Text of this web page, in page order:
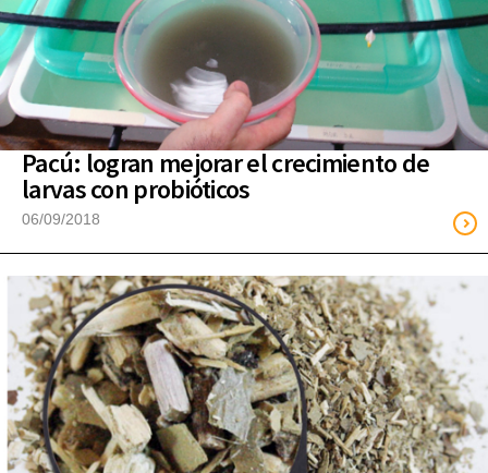
Pacú: logran mejorar el crecimiento de
larvas con probióticos
06/09/2018